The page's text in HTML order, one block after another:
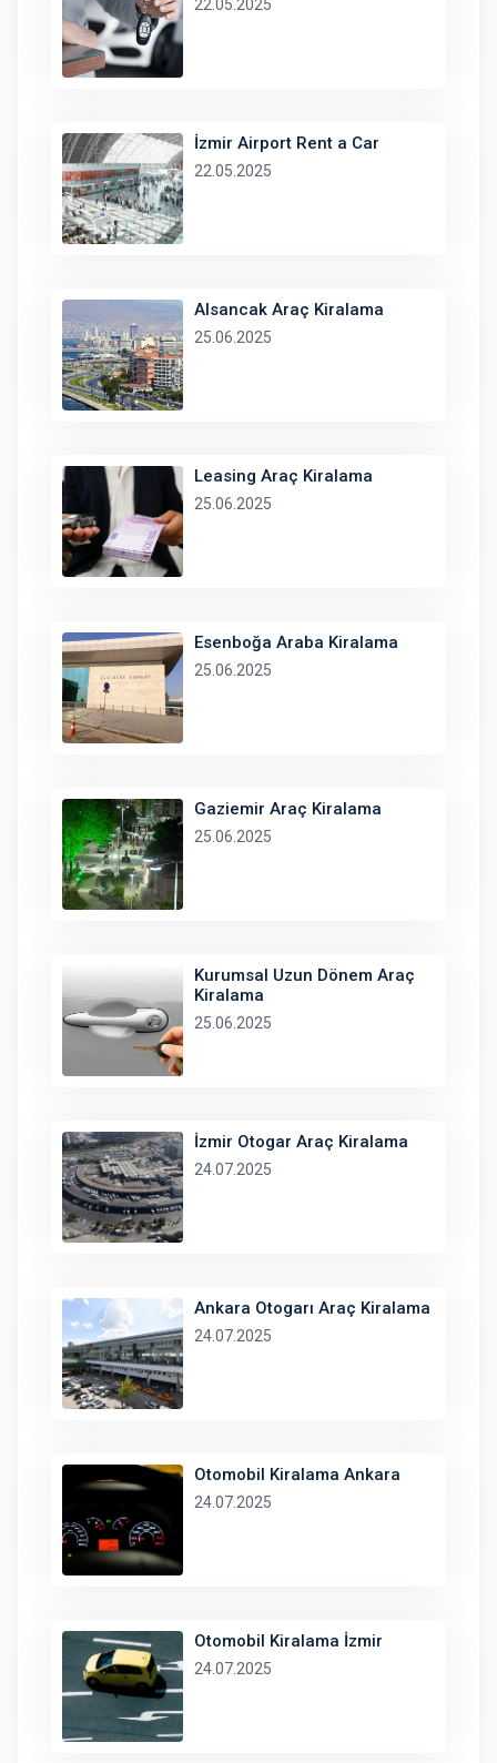
22.05.2025
İzmir Airport Rent a Car
22.05.2025
Alsancak Araç Kiralama
25.06.2025
Leasing Araç Kiralama
25.06.2025
Esenboğa Araba Kiralama
25.06.2025
Gaziemir Araç Kiralama
25.06.2025
Kurumsal Uzun Dönem Araç
Kiralama
25.06.2025
İzmir Otogar Araç Kiralama
24.07.2025
Ankara Otogarı Araç Kiralama
24.07.2025
Otomobil Kiralama Ankara
24.07.2025
Otomobil Kiralama İzmir
24.07.2025